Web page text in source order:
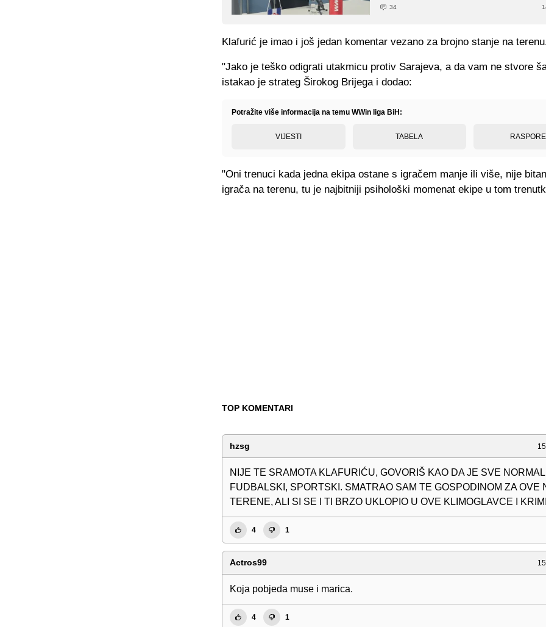
34
Klafurić je imao i još jedan komentar vezano za brojno stanje na
"Jako je teško odigrati utakmicu protiv Sarajeva, a da vam ne stvore
istakao je strateg Širokog Brijega i dodao:
Potražite više informacija na temu WWin liga BiH:
VIJESTI TABELA
"Oni trenuci kada jedna ekipa ostane s igračem manje ili više, nije
igrača na terenu, tu je najbitniji psihološki momenat ekipe u tom
TOP KOMENTARI
hzsg
NIJE TE SRAMOTA KLAFURIĆU, GOVORIŠ KAO DA JE SVE
FUDBALSKI, SPORTSKI. SMATRAO SAM TE GOSPODINOM ZA OVE
TERENE, ALI SI SE I TI BRZO UKLOPIO U OVE KLIMOGLAVCE I
4 1
Actros99
Koja pobjeda muse i marica.
4 1